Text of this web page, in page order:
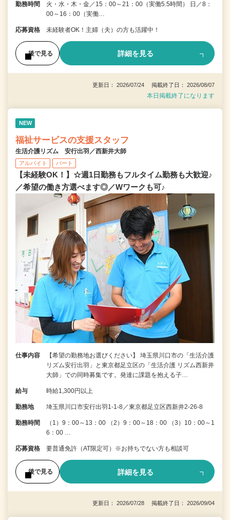
勤務時間
火・水・木・金／15：00～21：00（実働5.5時間） 日／8：
00～16：00（実働…
応募資格 未経験者OK！主婦（夫）の方も活躍中！
後で見る 詳細を見る
更新日： 2026/07/24 掲載終了日： 2026/08/07
本日掲載終了になります
NEW
福祉サービスの支援スタッフ
生活介護リズム 安行出羽／西新井大師
アルバイト パート
【未経験OK！】☆週1日勤務もフルタイム勤務も大歓迎♪
／希望の働き方選べます◎／Wワークも可♪
仕事内容
【希望の勤務地お選びください】 埼玉県川口市の「生活介護
リズム安行出羽」と東京都足立区の「生活介護 リズム西新井
大師」での同時募集です。発達に課題を抱える子…
給与 時給1,300円以上
勤務地 埼玉県川口市安行出羽1-1-8／東京都足立区西新井2-26-8
勤務時間
（1）9：00～13：00 （2）9：00～18：00 （3）10：00～1
6：00 …
応募資格 要普通免許（AT限定可）※お持ちでない方も相談可
後で見る 詳細を見る
更新日： 2026/07/28 掲載終了日： 2026/09/04